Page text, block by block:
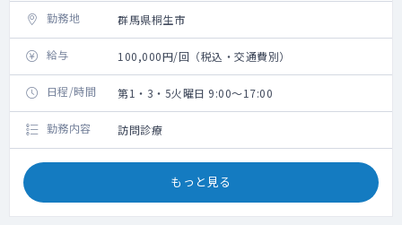
勤務地 群馬県桐生市
給与 100,000円/回（税込・交通費別）
日程/時間 第1・3・5火曜日 9:00～17:00
勤務内容 訪問診療
もっと見る